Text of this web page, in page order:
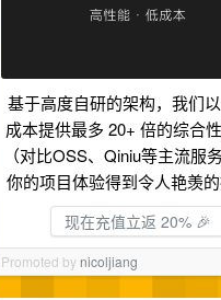
基于高度自研的架构，我们
成本提供最多 20+ 倍的综合
（对比OSS、Qiniu等主流服
你的项目体验得到令人艳羡的
现在充值立返 20% 🎉
Promoted by nicoljiang